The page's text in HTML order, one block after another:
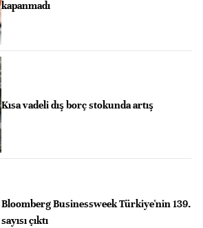
kapanmadı
Kısa vadeli dış borç stokunda artış
Bloomberg Businessweek Türkiye'nin 139.
sayısı çıktı